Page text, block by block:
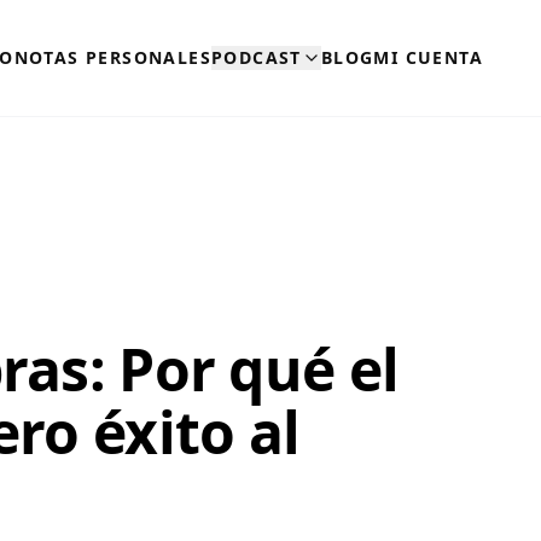
NOTAS PERSONALESPODCAST BLOGMI CUENTA
Por qué el
éxito al